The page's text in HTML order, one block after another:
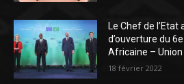
Le Chef de
d’ouverture du
Africaine –
18 février 2022